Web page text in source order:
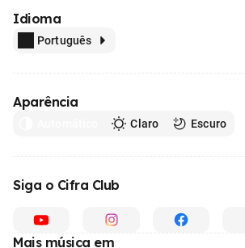
Idioma
Português
Aparência
Claro Escuro
Siga o Cifra Club
Mais música em